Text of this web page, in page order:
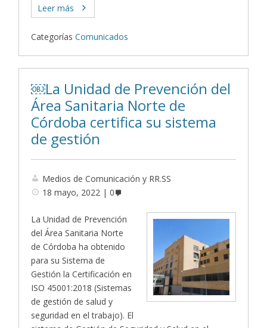
Leer más
Categorías Comunicados
￼La Unidad de Prevención del
Área Sanitaria Norte de
Córdoba certifica su sistema
de gestión
Medios de Comunicación y RR.SS
18 mayo, 2022
0
La Unidad de Prevención
del Área Sanitaria Norte
de Córdoba ha obtenido
para su Sistema de
Gestión la Certificación en
ISO 45001:2018 (Sistemas
de gestión de salud y
seguridad en el trabajo). El